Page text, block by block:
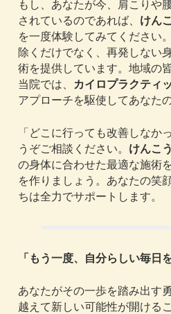
もし、あなたが今、肩こりや
されているのであれば、 けん
を一度体験してみてください
除くだけでなく、再発しない
術を提供しています。地域の
当院では、
カイロプラクティ
アプローチを駆使してあなた
「どこに行っても改善しな
うぞご相談ください。 けんこ
の身体に合わせた最適な施術
を作りましょう。あなたの笑
ちは全力でサポートします。
「もう一度、自分らしい毎日
あなたがその一歩を踏み出す
越えて新しい可能性が開ける